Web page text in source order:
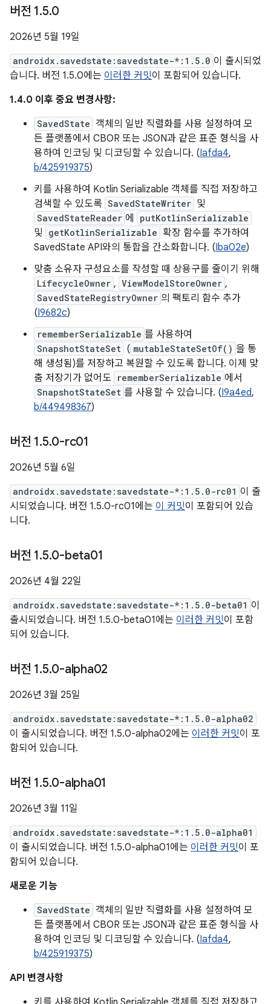
버전 1.5.0
2026년 5월 19일
androidx.savedstate:savedstate-*:1.5.0 이 출시되었
습니다. 버전 1.5.0에는 이러한 커밋이 포함되어 있습니다.
1.4.0 이후 중요 변경사항:
SavedState 객체의 일반 직렬화를 사용 설정하여 모
든 플랫폼에서 CBOR 또는 JSON과 같은 표준 형식을 사
용하여 인코딩 및 디코딩할 수 있습니다. (Iafda4,
b/425919375)
키를 사용하여 Kotlin Serializable 객체를 직접 저장하고
검색할 수 있도록 SavedStateWriter 및
SavedStateReader 에 putKotlinSerializable
및 getKotlinSerializable 확장 함수를 추가하여
SavedState API와의 통합을 간소화합니다. (Iba02e)
맞춤 소유자 구성요소를 작성할 때 상용구를 줄이기 위해
LifecycleOwner , ViewModelStoreOwner ,
SavedStateRegistryOwner 의 팩토리 함수 추가
(I9682c)
rememberSerializable 를 사용하여
SnapshotStateSet ( mutableStateSetOf() 을 통
해 생성됨)를 저장하고 복원할 수 있도록 합니다. 이제 맞
춤 저장기가 없어도
rememberSerializable 에서
SnapshotStateSet 를 사용할 수 있습니다. (I9a4ed,
b/449498367)
버전 1.5.0-rc01
2026년 5월 6일
androidx.savedstate:savedstate-*:1.5.0-rc01 이 출
시되었습니다. 버전 1.5.0-rc01에는 이 커밋이 포함되어 있습
니다.
버전 1.5.0-beta01
2026년 4월 22일
androidx.savedstate:savedstate-*:1.5.0-beta01 이
출시되었습니다. 버전 1.5.0-beta01에는 이러한 커밋이 포함
되어 있습니다.
버전 1.5.0-alpha02
2026년 3월 25일
androidx.savedstate:savedstate-*:1.5.0-alpha02
이 출시되었습니다. 버전 1.5.0-alpha02에는 이러한 커밋이 포
함되어 있습니다.
버전 1.5.0-alpha01
2026년 3월 11일
androidx.savedstate:savedstate-*:1.5.0-alpha01
이 출시되었습니다. 버전 1.5.0-alpha01에는 이러한 커밋이 포
함되어 있습니다.
새로운 기능
SavedState 객체의 일반 직렬화를 사용 설정하여 모
든 플랫폼에서 CBOR 또는 JSON과 같은 표준 형식을 사
용하여 인코딩 및 디코딩할 수 있습니다. (Iafda4,
b/425919375)
API 변경사항